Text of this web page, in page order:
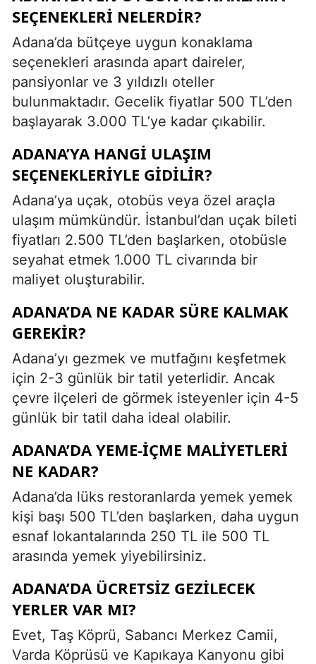
SEÇENEKLERI NELERDIR?
Adana’da bütçeye uygun konaklama
seçenekleri arasında apart daireler,
pansiyonlar ve 3 yıldızlı oteller
bulunmaktadır. Gecelik fiyatlar 500 TL’den
başlayarak 3.000 TL’ye kadar çıkabilir.
ADANA’YA HANGI ULAŞIM
SEÇENEKLERIYLE GIDILIR?
Adana’ya uçak, otobüs veya özel araçla
ulaşım mümkündür. İstanbul’dan uçak bileti
fiyatları 2.500 TL’den başlarken, otobüsle
seyahat etmek 1.000 TL civarında bir
maliyet oluşturabilir.
ADANA’DA NE KADAR SÜRE KALMAK
GEREKIR?
Adana’yı gezmek ve mutfağını keşfetmek
için 2-3 günlük bir tatil yeterlidir. Ancak
çevre ilçeleri de görmek isteyenler için 4-5
günlük bir tatil daha ideal olabilir.
ADANA’DA YEME-IÇME MALIYETLERI
NE KADAR?
Adana’da lüks restoranlarda yemek yemek
kişi başı 500 TL’den başlarken, daha uygun
esnaf lokantalarında 250 TL ile 500 TL
arasında yemek yiyebilirsiniz.
ADANA’DA ÜCRETSIZ GEZILECEK
YERLER VAR MI?
Evet, Taş Köprü, Sabancı Merkez Camii,
Varda Köprüsü ve Kapıkaya Kanyonu gibi